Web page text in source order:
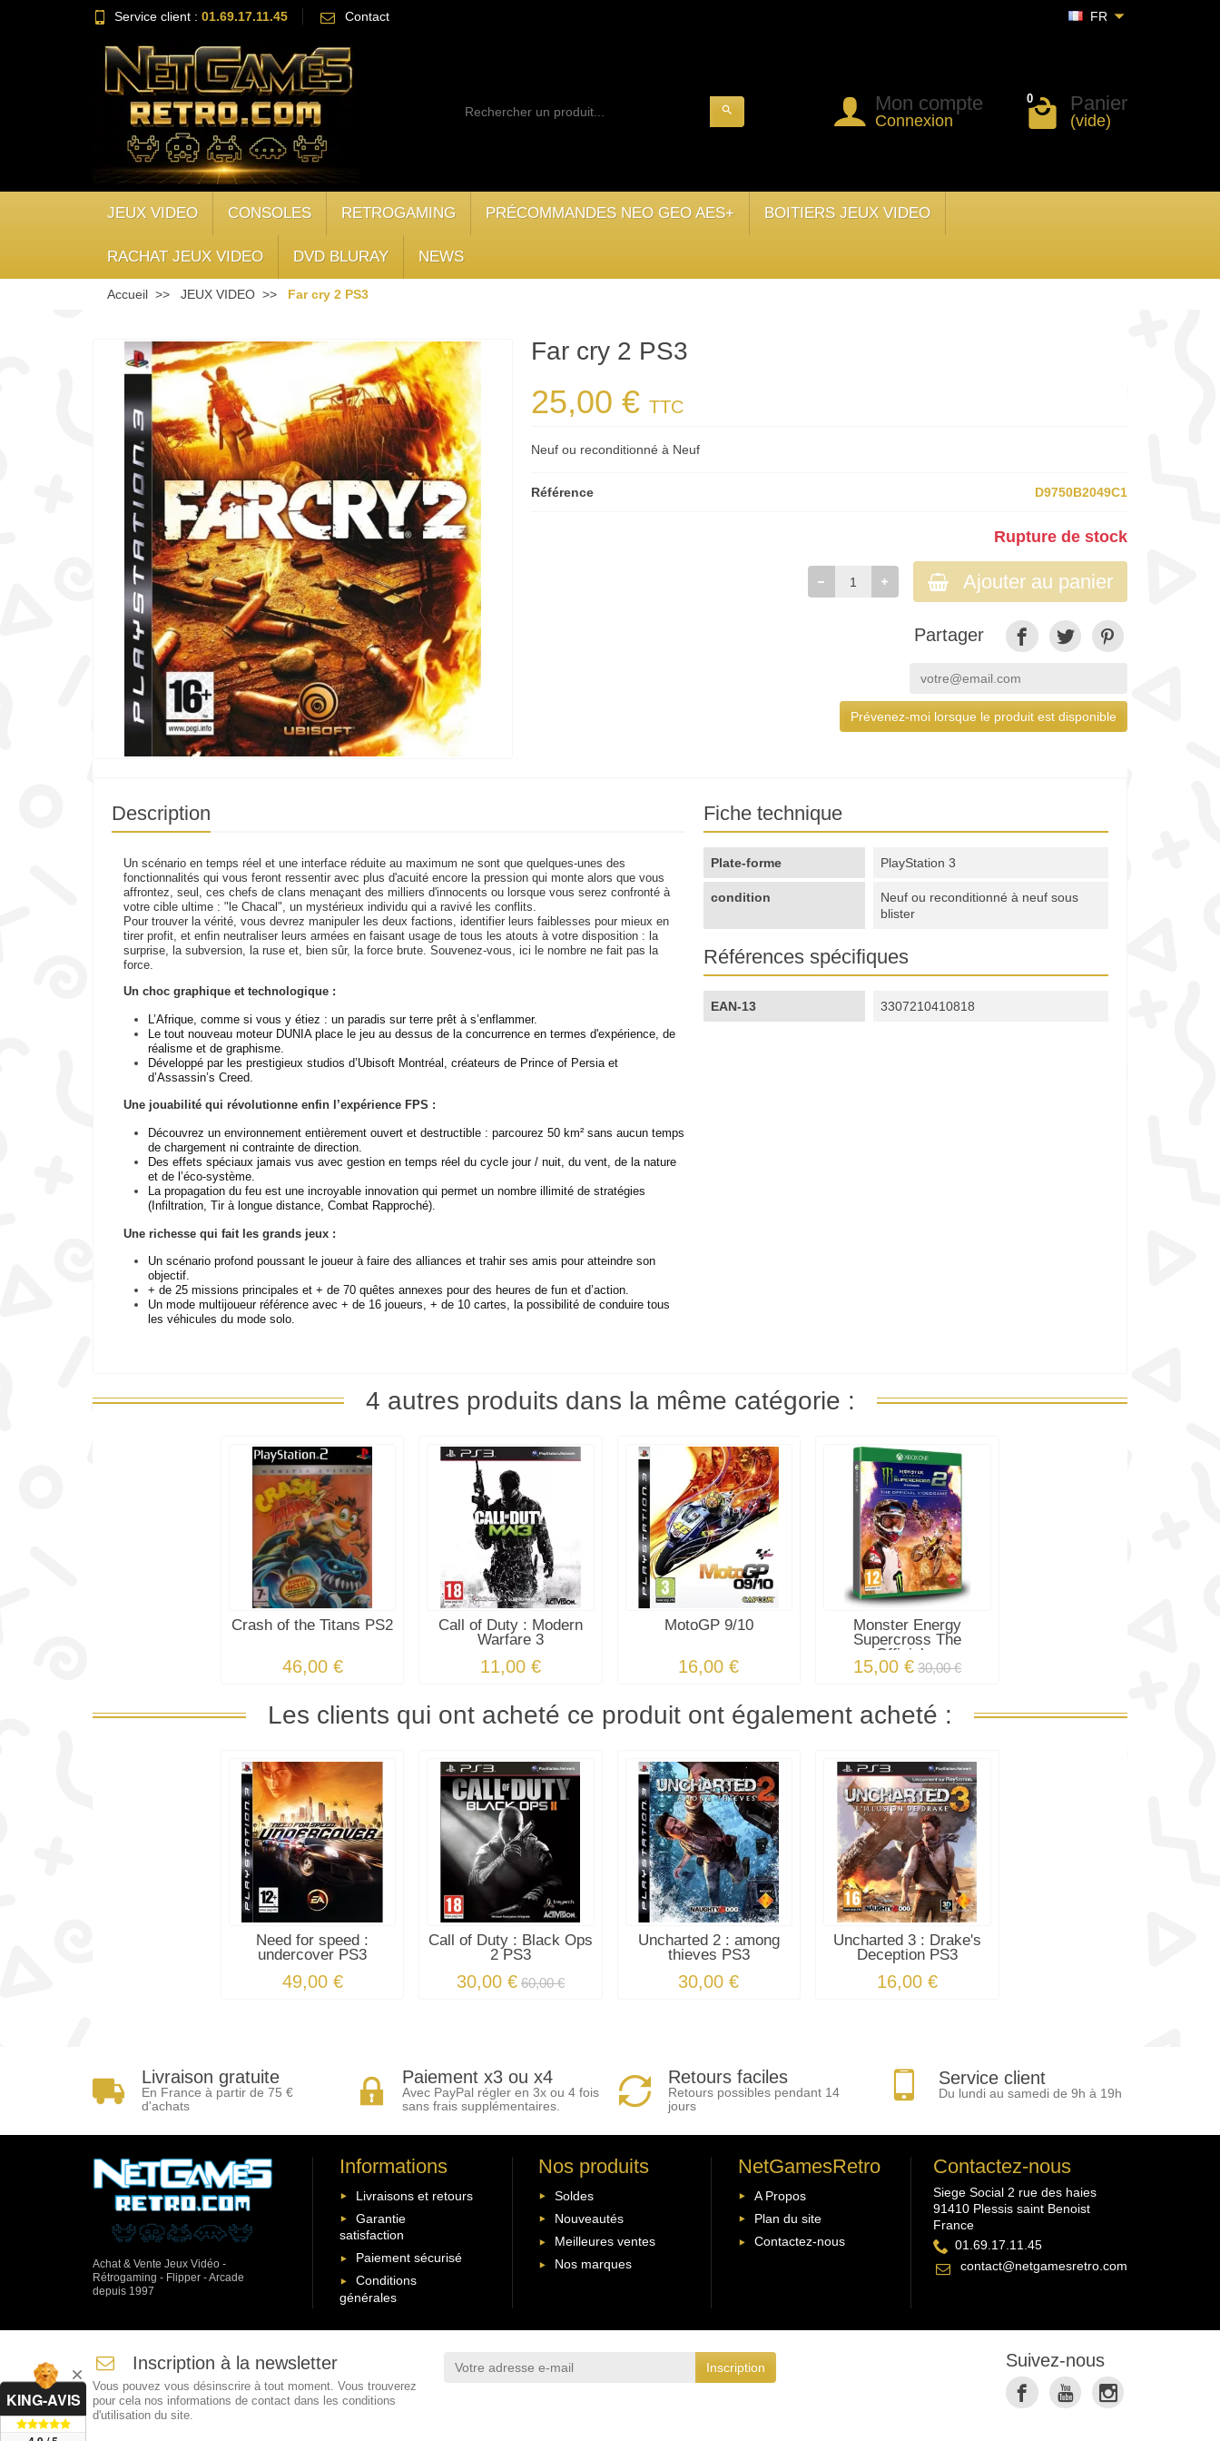
Service client : 01.69.17.11.45 Contact FR
search Mon compte
Connexion
0 Panier
(vide)
JEUX VIDEO CONSOLES RETROGAMING PRÉCOMMANDES NEO GEO AES+ BOITIERS JEUX VIDEO
RACHAT JEUX VIDEO DVD BLURAY NEWS
Accueil JEUX VIDEO Far cry 2 PS3
Far cry 2 PS3
25,00 €TTC
Neuf ou reconditionné à Neuf
Référence D9750B2049C1
Rupture de stock
Ajouter au panier
Partager
Prévenez-moi lorsque le produit est disponible
Description
Un scénario en temps réel et une interface réduite au maximum ne sont que quelques-unes des
fonctionnalités qui vous feront ressentir avec plus d'acuité encore la pression qui monte alors que vous
affrontez, seul, ces chefs de clans menaçant des milliers d'innocents ou lorsque vous serez confronté à
votre cible ultime : "le Chacal", un mystérieux individu qui a ravivé les conflits.
Pour trouver la vérité, vous devrez manipuler les deux factions, identifier leurs faiblesses pour mieux en
tirer profit, et enfin neutraliser leurs armées en faisant usage de tous les atouts à votre disposition : la
surprise, la subversion, la ruse et, bien sûr, la force brute. Souvenez-vous, ici le nombre ne fait pas la
force.
Un choc graphique et technologique :
L’Afrique, comme si vous y étiez : un paradis sur terre prêt à s’enflammer.
Le tout nouveau moteur DUNIA place le jeu au dessus de la concurrence en termes d'expérience, de
réalisme et de graphisme.
Développé par les prestigieux studios d’Ubisoft Montréal, créateurs de Prince of Persia et
d’Assassin’s Creed.
Une jouabilité qui révolutionne enfin l’expérience FPS :
Découvrez un environnement entièrement ouvert et destructible : parcourez 50 km² sans aucun temps
de chargement ni contrainte de direction.
Des effets spéciaux jamais vus avec gestion en temps réel du cycle jour / nuit, du vent, de la nature
et de l’éco-système.
La propagation du feu est une incroyable innovation qui permet un nombre illimité de stratégies
(Infiltration, Tir à longue distance, Combat Rapproché).
Une richesse qui fait les grands jeux :
Un scénario profond poussant le joueur à faire des alliances et trahir ses amis pour atteindre son
objectif.
+ de 25 missions principales et + de 70 quêtes annexes pour des heures de fun et d’action.
Un mode multijoueur référence avec + de 16 joueurs, + de 10 cartes, la possibilité de conduire tous
les véhicules du mode solo.
Fiche technique
Plate-forme PlayStation 3
condition
Neuf ou reconditionné à neuf sous
blister
Références spécifiques
EAN-13 3307210410818
4 autres produits dans la même catégorie :
Crash of the Titans PS2
46,00 €
Call of Duty : Modern
Warfare 3
11,00 €
MotoGP 9/10
16,00 €
Monster Energy
Supercross The
Official...
15,00 € 30,00 €
Les clients qui ont acheté ce produit ont également acheté :
Need for speed :
undercover PS3
49,00 €
Call of Duty : Black Ops
2 PS3
30,00 € 60,00 €
Uncharted 2 : among
thieves PS3
30,00 €
Uncharted 3 : Drake's
Deception PS3
16,00 €
Livraison gratuite
En France à partir de 75 €
d'achats
Paiement x3 ou x4
Avec PayPal régler en 3x ou 4 fois
sans frais supplémentaires.
Retours faciles
Retours possibles pendant 14
jours
Service client
Du lundi au samedi de 9h à 19h
Achat & Vente Jeux Vidéo -
Rétrogaming - Flipper - Arcade
depuis 1997
Informations
Livraisons et retours
Garantie
satisfaction
Paiement sécurisé
Conditions
générales
Nos produits
Soldes
Nouveautés
Meilleures ventes
Nos marques
NetGamesRetro
A Propos
Plan du site
Contactez-nous
Contactez-nous
Siege Social 2 rue des haies
91410 Plessis saint Benoist
France
01.69.17.11.45
contact@netgamesretro.com
Inscription à la newsletter
Vous pouvez vous désinscrire à tout moment. Vous trouverez
pour cela nos informations de contact dans les conditions
d'utilisation du site.
Suivez-nous
KING-AVIS